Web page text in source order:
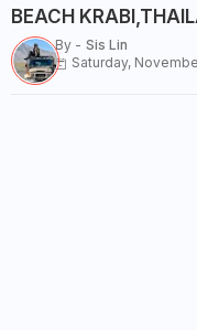
BEACH
By - Sis Lin
Saturday,